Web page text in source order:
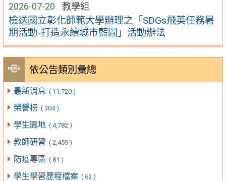
2026-07-20 教學組
檢送國立彰化師範大學辦理之「SDGs飛英任務暑
期活動-打造永續城市藍圖」活動辦法
依公告類別彙總
最新消息 ( 11,720 )
榮譽榜 ( 304 )
學生園地 ( 4,782 )
教師研習 ( 2,459 )
防疫專區 ( 81 )
學生學習歷程檔案 ( 62 )